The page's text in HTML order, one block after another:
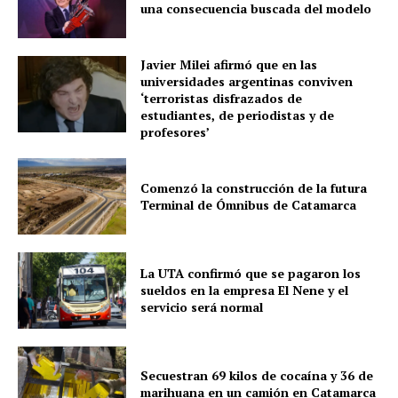
una consecuencia buscada del modelo
Javier Milei afirmó que en las
universidades argentinas conviven
‘terroristas disfrazados de
estudiantes, de periodistas y de
profesores’
Comenzó la construcción de la futura
Terminal de Ómnibus de Catamarca
La UTA confirmó que se pagaron los
sueldos en la empresa El Nene y el
servicio será normal
Secuestran 69 kilos de cocaína y 36 de
marihuana en un camión en Catamarca